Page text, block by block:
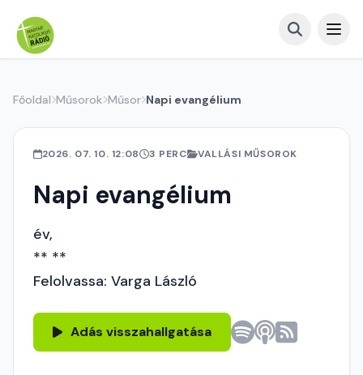
Főoldal Műsorok Műsor Napi evangélium
2026. 07. 10. 12:08 3 PERC VALLÁSI MŰSOROK
Napi evangélium
év,
** **
Felolvassa: Varga László
Adás visszahallgatása